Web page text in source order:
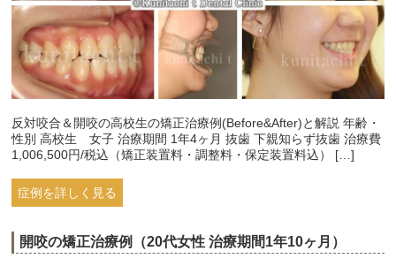
反対咬合＆開咬の高校生の矯正治療例(Before&After)と解説 年齢・
性別 高校生 女子 治療期間 1年4ヶ月 抜歯 下親知らず抜歯 治療費
1,006,500円/税込（矯正装置料・調整料・保定装置料込） […]
症例を詳しく見る
開咬の矯正治療例（20代女性 治療期間1年10ヶ月）